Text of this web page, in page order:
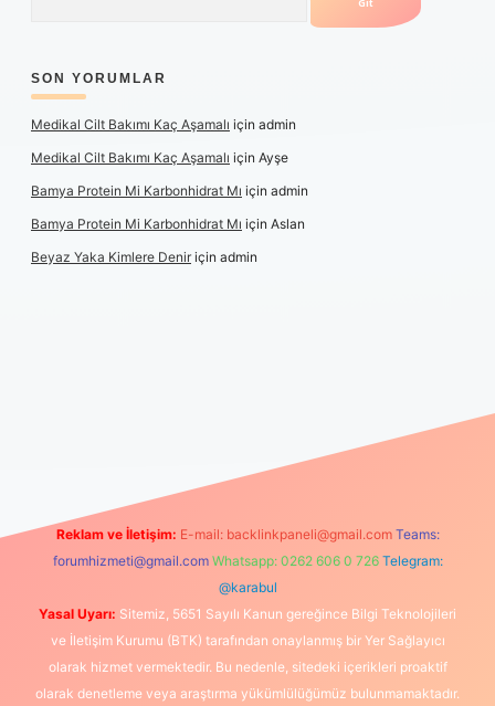
SON YORUMLAR
Medikal Cilt Bakımı Kaç Aşamalı için admin
Medikal Cilt Bakımı Kaç Aşamalı için Ayşe
Bamya Protein Mi Karbonhidrat Mı için admin
Bamya Protein Mi Karbonhidrat Mı için Aslan
Beyaz Yaka Kimlere Deniriçin admin
Reklam ve İletişim: E-mail: backlinkpaneli@gmail.com Teams:
forumhizmeti@gmail.com Whatsapp: 0262 606 0 726 Telegram:
@karabul
Yasal Uyarı: Sitemiz, 5651 Sayılı Kanun gereğince Bilgi Teknolojileri
ve İletişim Kurumu (BTK) tarafından onaylanmış bir Yer Sağlayıcı
olarak hizmet vermektedir. Bu nedenle, sitedeki içerikleri proaktif
olarak denetleme veya araştırma yükümlülüğümüz bulunmamaktadır.